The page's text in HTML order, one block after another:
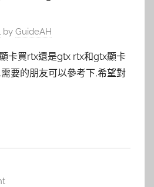
by GuideAH
卡買rtx還是gtx rtx和gtx顯卡
要的朋友可以參考下,希望對